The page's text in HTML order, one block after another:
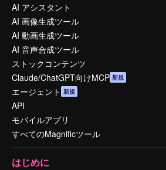
AI アシスタント
AI 画像生成ツール
AI 動画生成ツール
AI 音声合成ツール
ストックコンテンツ
Claude/ChatGPT向けMCP 新規
エージェント 新規
API
モバイルアプリ
すべてのMagnificツール
はじめに